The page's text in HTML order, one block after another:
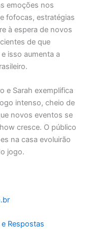
emoções nos
fofocas, estratégias
à espera de novos
de que
isso aumenta a
e Sarah exemplifica
intenso, cheio de
novos eventos se
cresce. O público
na casa evoluirão
jogo.
Respostas